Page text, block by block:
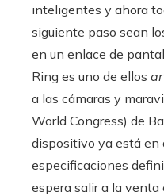
inteligentes y ahora
siguiente paso sean
en un enlace de
Ring es uno de ellos
a las cámaras y
World Congress) de
dispositivo ya está en
especificaciones
espera salir a la venta